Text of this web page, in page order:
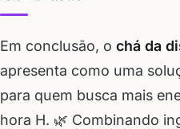
Em conclusão, o chá da
apresenta como uma
para quem busca mais
hora H. 🌿 Combinando